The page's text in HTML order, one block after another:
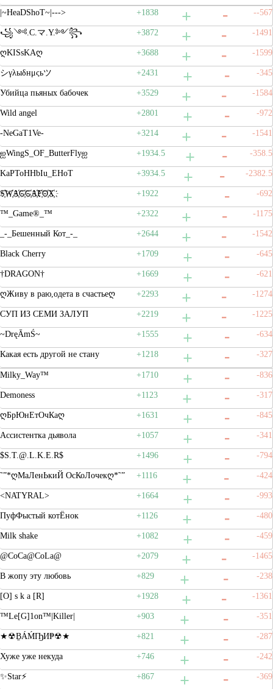
|~HeaDShoT~|---> +1838 --567
꧁༺.C.マ.Y.༻꧂ +3872 -1491
ღKISsKAღ +3688 -1599
シγλыδнμςьツ +2431 -345
Убийца пьяных бабочек +3529 -1584
Wild angel +2801 -972
-NeGaT1Ve- +3214 -1541
ஐWingS_OF_ButterFlyஐ +1934.5 -358.5
KaPToHHbIu_EHoT +3934.5 -2382.5
S҉W҉A҉G҉G҉A҉F҉O҉X҉ +1922 -692
™_Game®_™ +2322 -1175
_-_Бешенный Кот_-_ +2644 -1542
Black Cherry +1709 -645
†DRAGON† +1669 -621
ღЖиву в раю,одета в счастьеღ +2293 -1274
СУП ИЗ СЕМИ ЗАЛУП +2219 -1225
~DręĀmŚ~ +1555 -634
Какая есть другой не стану +1218 -327
Milky_Way™ +1710 -836
Demoness +1123 -317
ღБрЮнЕтОчКаღ +1631 -845
Ассистентка дьявола +1057 -341
$S.T.@.L.K.E.R$ +1496 -794
˜”*ღМаЛенЬкиЙ ОсКоЛочекღ*˜” +1116 -424
<NATYRAL> +1664 -993
ПуфФыстый котЁнок +1126 -480
Milk shake +1082 -459
@CoCa@CoLa@ +2079 -1465
В жопу эту любовь +829 -238
[O] s k a [R] +1928 -1361
™Le[G]1on™|Killer| +903 -351
★☢ḆÁḾҦИ₱☢★ +821 -287
Хуже уже некуда +746 -242
✨Star⚡ +867 -369